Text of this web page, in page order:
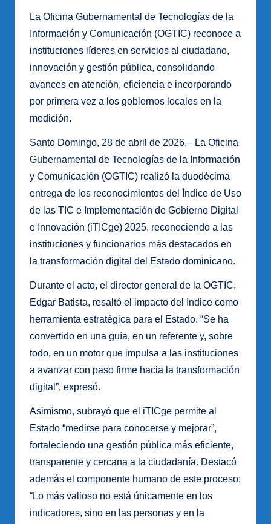
La Oficina Gubernamental de Tecnologías de la
Información y Comunicación (OGTIC) reconoce a
instituciones líderes en servicios al ciudadano,
innovación y gestión pública, consolidando
avances en atención, eficiencia e incorporando
por primera vez a los gobiernos locales en la
medición.
Santo Domingo, 28 de abril de 2026.– La Oficina
Gubernamental de Tecnologías de la Información
y Comunicación (OGTIC) realizó la duodécima
entrega de los reconocimientos del Índice de Uso
de las TIC e Implementación de Gobierno Digital
e Innovación (iTICge) 2025, reconociendo a las
instituciones y funcionarios más destacados en
la transformación digital del Estado dominicano.
Durante el acto, el director general de la OGTIC,
Edgar Batista, resaltó el impacto del índice como
herramienta estratégica para el Estado. “Se ha
convertido en una guía, en un referente y, sobre
todo, en un motor que impulsa a las instituciones
a avanzar con paso firme hacia la transformación
digital”, expresó.
Asimismo, subrayó que el iTICge permite al
Estado “medirse para conocerse y mejorar”,
fortaleciendo una gestión pública más eficiente,
transparente y cercana a la ciudadanía. Destacó
además el componente humano de este proceso:
“Lo más valioso no está únicamente en los
indicadores, sino en las personas y en la